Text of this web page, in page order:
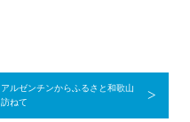
ルゼンチンからふるさと和歌山
ねて
>